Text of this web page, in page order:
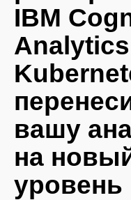
IBM
вашу
на
уровень